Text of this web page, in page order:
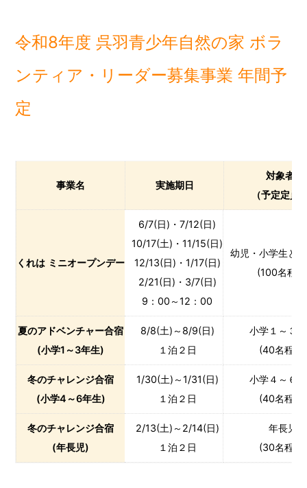
令和8年度 呉羽青少年自然の家 ボラ
ンティア・リーダー募集事業 年間予
定
事業名 実施期日
対象者
（予定定員
くれは ミニオープンデー
6/7(日)・7/12(日)
10/17(土)・11/15(日)
12/13(日)・1/17(日)
2/21(日)・3/7(日)
9：00～12：00
幼児・小学生と
(100名程
夏のアドベンチャー合宿
(小学1～3年生)
8/8(土)～8/9(日)
１泊２日
小学１～３
(40名程度)
冬のチャレンジ合宿
(小学4～6年生)
1/30(土)～1/31(日)
１泊２日
小学４～６
(40名程度)
冬のチャレンジ合宿
(年長児)
2/13(土)～2/14(日)
１泊２日
年長児
(30名程度)